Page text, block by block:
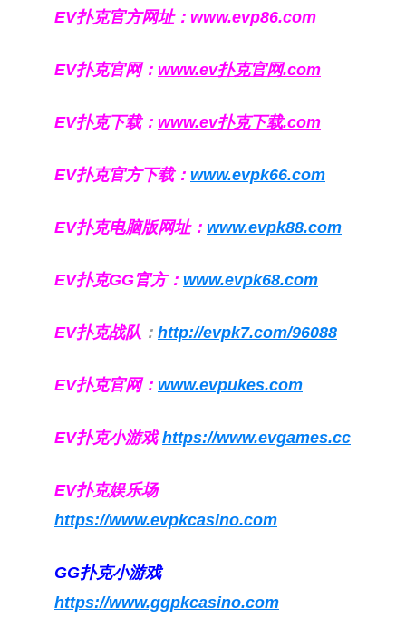
EV扑克官方网址： www.evp86.com
EV扑克官网： www.ev扑克官网.com
EV扑克下载： www.ev扑克下载.com
EV扑克官方下载： www.evpk66.com
EV扑克电脑版网址： www.evpk88.com
EV扑克GG官方： www.evpk68.com
EV扑克战队 ： http://evpk7.com/96088
EV扑克官网： www.evpukes.com
EV扑克小游戏https://www.evgames.cc
EV扑克娱乐场
https://www.evpkcasino.com
GG扑克小游戏
https://www.ggpkcasino.com